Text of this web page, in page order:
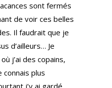
sont fermés
de voir ces belles
Il faudrait que je
d’ailleurs… Je
j’ai des copains,
connais plus